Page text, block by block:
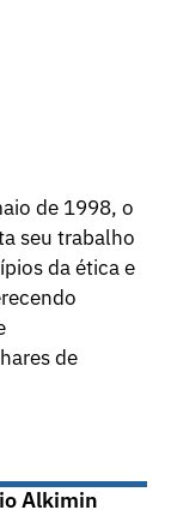
de 1998, o
seu trabalho
da ética e
de
Alkimin